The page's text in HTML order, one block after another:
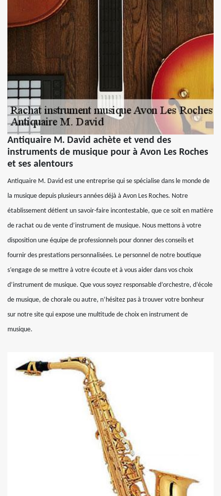
Antiquaire M. David achète et vend des
instruments de musique pour à Avon Les Roches
et ses alentours
Antiquaire M. David est une entreprise qui se spécialise dans le monde de
la musique depuis plusieurs années déjà à Avon Les Roches. Notre
établissement détient un savoir-faire incontestable, que ce soit en matière
de rachat ou de vente d’instrument de musique. Nous mettons à votre
disposition une équipe de professionnels pour donner des conseils et
fournir des prestations personnalisées. Le personnel de notre boutique
s’engage de se mettre à votre écoute et à vous aider dans vos choix
d’instrument de musique. Que vous soyez responsable d’orchestre, d’école
de musique, de chorale ou autre, n’hésitez pas à trouver votre bonheur
sur notre site qui expose une multitude de choix en instrument de
musique.